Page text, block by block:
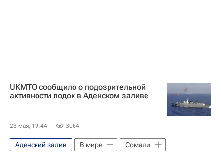
UKMTO сообщило о подозрительной
активности лодок в Аденском заливе
23 мая, 19:44 3064
Аденский залив В мире Сомали